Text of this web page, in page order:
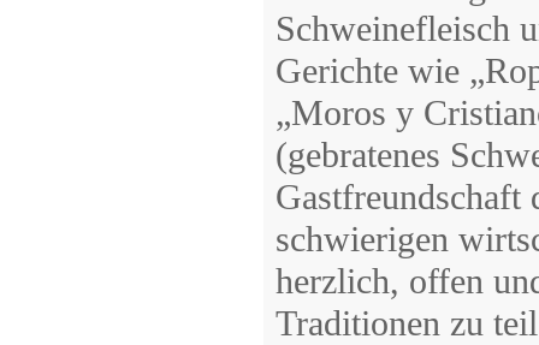
Schweinefleisch
Gerichte wie
„Moros y
(gebratenes
Gastfreundschaft
schwierigen
herzlich, offen
Traditionen zu